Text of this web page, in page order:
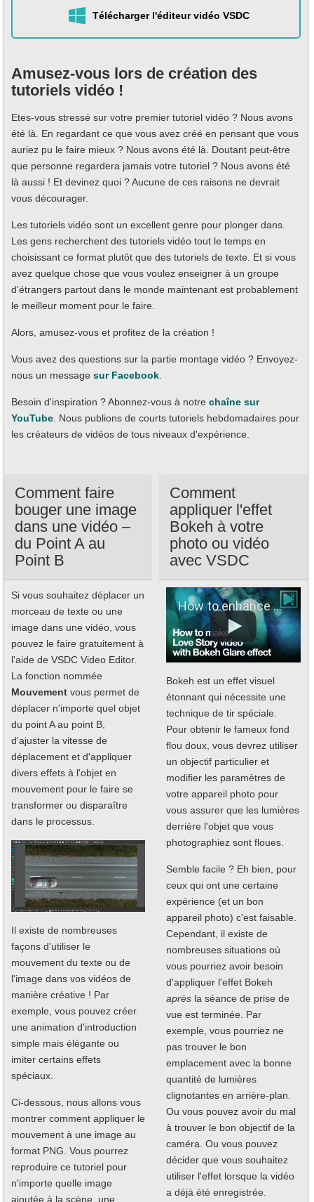
Télécharger l'éditeur vidéo VSDC
Amusez-vous lors de création des
tutoriels vidéo !
Etes-vous stressé sur votre premier tutoriel vidéo ? Nous avons
été là. En regardant ce que vous avez créé en pensant que vous
auriez pu le faire mieux ? Nous avons été là. Doutant peut-être
que personne regardera jamais votre tutoriel ? Nous avons été
là aussi ! Et devinez quoi ? Aucune de ces raisons ne devrait
vous décourager.
Les tutoriels vidéo sont un excellent genre pour plonger dans.
Les gens recherchent des tutoriels vidéo tout le temps en
choisissant ce format plutôt que des tutoriels de texte. Et si vous
avez quelque chose que vous voulez enseigner à un groupe
d'étrangers partout dans le monde maintenant est probablement
le meilleur moment pour le faire.
Alors, amusez-vous et profitez de la création !
Vous avez des questions sur la partie montage vidéo ? Envoyez-
nous un message sur Facebook
Besoin d'inspiration ? Abonnez-vous à notre chaîne sur
YouTube . Nous publions de courts tutoriels hebdomadaires pour
les créateurs de vidéos de tous niveaux d'expérience.
Comment faire
bouger une image
dans une vidéo –
du Point A au
Point B
Si vous souhaitez déplacer un
morceau de texte ou une
image dans une vidéo, vous
pouvez le faire gratuitement à
l'aide de VSDC Video Editor.
La fonction nommée
Mouvement vous permet de
déplacer n'importe quel objet
du point A au point B,
d'ajuster la vitesse de
déplacement et d'appliquer
divers effets à l'objet en
mouvement pour le faire se
transformer ou disparaître
dans le processus.
Il existe de nombreuses
façons d'utiliser le
mouvement du texte ou de
l'image dans vos vidéos de
manière créative ! Par
exemple, vous pouvez créer
une animation d'introduction
simple mais élégante ou
imiter certains effets
spéciaux.
Ci-dessous, nous allons vous
montrer comment appliquer le
mouvement à une image au
format PNG. Vous pourrez
reproduire ce tutoriel pour
n'importe quelle image
ajoutée à la scène, une
Comment
appliquer l'effet
Bokeh à votre
photo ou vidéo
avec VSDC
How to enhance a romantic video with Bokeh glare effect (FREE)
Bokeh est un effet visuel
étonnant qui nécessite une
technique de tir spéciale.
Pour obtenir le fameux fond
flou doux, vous devrez utiliser
un objectif particulier et
modifier les paramètres de
votre appareil photo pour
vous assurer que les lumières
derrière l'objet que vous
photographiez sont floues.
Semble facile ? Eh bien, pour
ceux qui ont une certaine
expérience (et un bon
appareil photo) c'est faisable.
Cependant, il existe de
nombreuses situations où
vous pourriez avoir besoin
d'appliquer l'effet Bokeh
après la séance de prise de
vue est terminée. Par
exemple, vous pourriez ne
pas trouver le bon
emplacement avec la bonne
quantité de lumières
clignotantes en arrière-plan.
Ou vous pouvez avoir du mal
à trouver le bon objectif de la
caméra. Ou vous pouvez
décider que vous souhaitez
utiliser l'effet lorsque la vidéo
a déjà été enregistrée.